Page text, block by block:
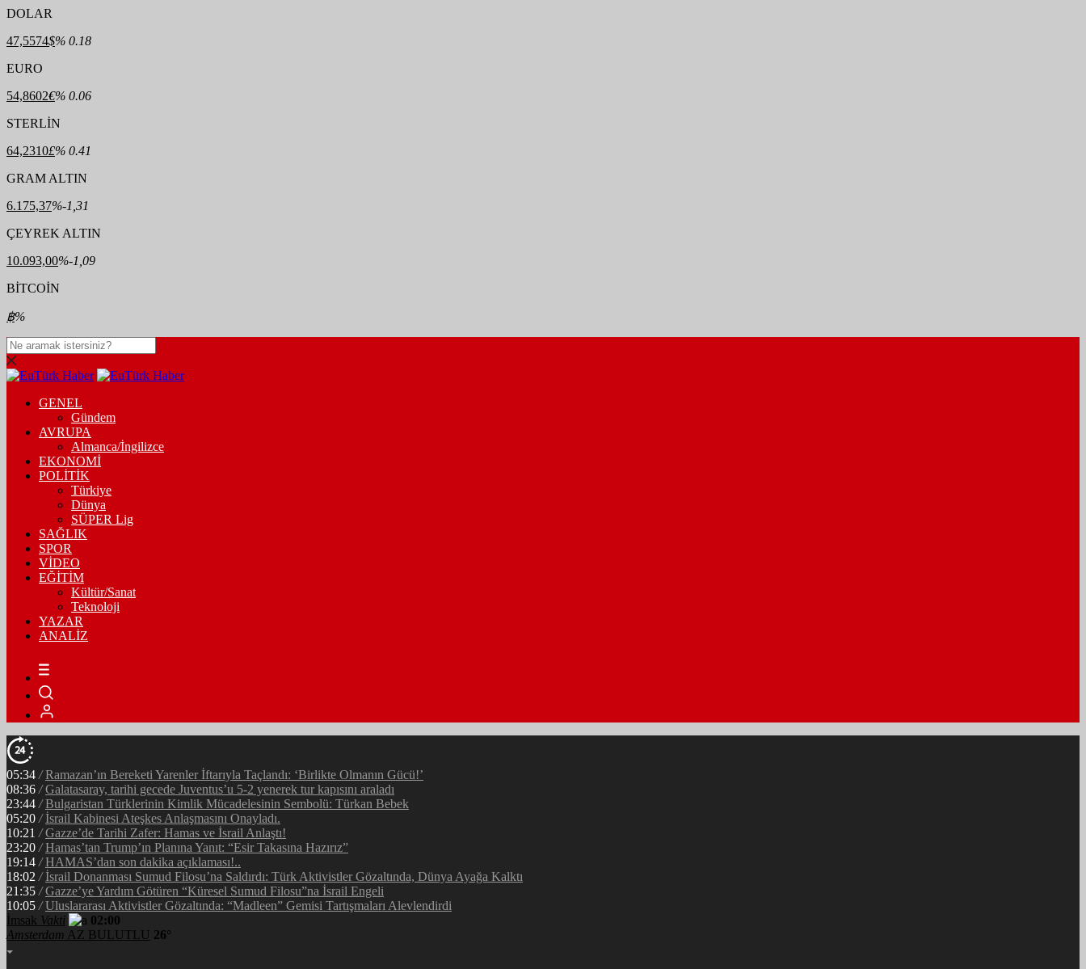
DOLAR
47,5574$% 0.18
EURO
54,8602€% 0.06
STERLİN
64,2310£% 0.41
GRAM ALTIN
6.175,37%-1,31
ÇEYREK ALTIN
10.093,00%-1,09
BİTCOİN
฿%
GENEL
Gündem
AVRUPA
Almanca/İngilizce
EKONOMİ
POLİTİK
Türkiye
Dünya
SÜPER Lig
SAĞLIK
SPOR
VİDEO
EĞİTİM
Kültür/Sanat
Teknoloji
YAZAR
ANALİZ
05:34 / Ramazan’ın Bereketi Yarenler İftarıyla Taçlandı: ‘Birlikte Olmanın Gücü!’
08:36 / Galatasaray, tarihi gecede Juventus’u 5-2 yenerek tur kapısını araladı
23:44 / Bulgaristan Türklerinin Kimlik Mücadelesinin Sembolü: Türkan Bebek
05:20 / İsrail Kabinesi Ateşkes Anlaşmasını Onayladı.
10:21 / Gazze’de Tarihi Zafer: Hamas ve İsrail Anlaştı!
23:20 / Hamas’tan Trump’ın Planına Yanıt: “Esir Takasına Hazırız”
19:14 / HAMAS’dan son dakika açıklaması!..
18:02 / İsrail Donanması Sumud Filosu’na Saldırdı: Türk Aktivistler Gözaltında, Dünya Ayağa Kalktı
21:35 / Gazze’ye Yardım Götüren “Küresel Sumud Filosu”na İsrail Engeli
10:05 / Uluslararası Aktivistler Gözaltında: “Madleen” Gemisi Tartışmaları Alevlendirdi
İmsak Vakti
02:00
Amsterdam AZ BULUTLU 26°